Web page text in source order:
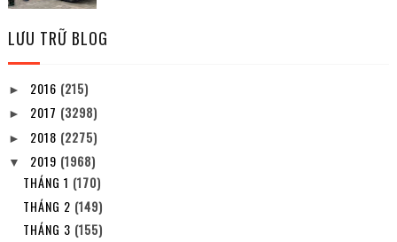
LƯU TRỮ BLOG
► 2016 (215)
► 2017 (3298)
► 2018 (2275)
▼ 2019 (1968)
THÁNG 1 (170)
THÁNG 2 (149)
THÁNG 3 (155)